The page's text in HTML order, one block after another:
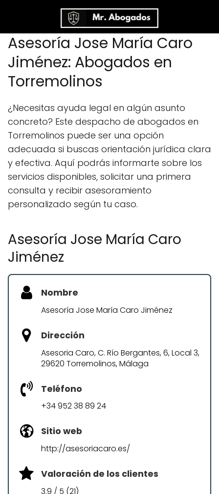
Asesoría Jose María Caro
Jiménez: Abogados en
Torremolinos
¿Necesitas ayuda legal en algún asunto
concreto? Este despacho de abogados en
Torremolinos puede ser una opción
adecuada si buscas orientación jurídica clara
y efectiva. Aquí podrás informarte sobre los
servicios disponibles, solicitar una primera
consulta y recibir asesoramiento
personalizado según tu caso.
Asesoría Jose María Caro
Jiménez
Nombre
Asesoría Jose María Caro Jiménez
Dirección
Asesoria Caro, C. Río Bergantes, 6, Local 3,
29620 Torremolinos, Málaga
Teléfono
+34 952 38 89 24
Sitio web
http://asesoriacaro.es/
Valoración de los clientes
3.9 / 5 (21)